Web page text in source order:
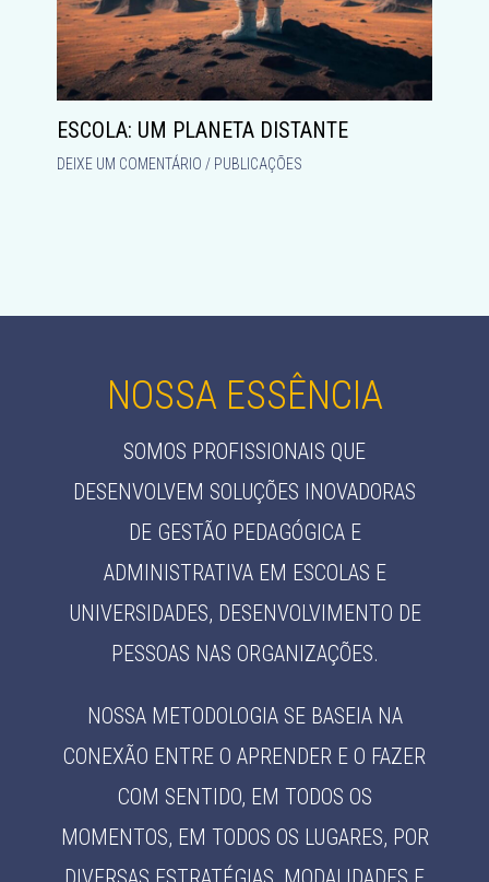
ESCOLA: UM PLANETA DISTANTE
DEIXE UM COMENTÁRIO / PUBLICAÇÕES
NOSSA ESSÊNCIA
SOMOS PROFISSIONAIS QUE
DESENVOLVEM SOLUÇÕES INOVADORAS
DE GESTÃO PEDAGÓGICA E
ADMINISTRATIVA EM ESCOLAS E
UNIVERSIDADES, DESENVOLVIMENTO DE
PESSOAS NAS ORGANIZAÇÕES.
NOSSA METODOLOGIA SE BASEIA NA
CONEXÃO ENTRE O APRENDER E O FAZER
COM SENTIDO, EM TODOS OS
MOMENTOS, EM TODOS OS LUGARES, POR